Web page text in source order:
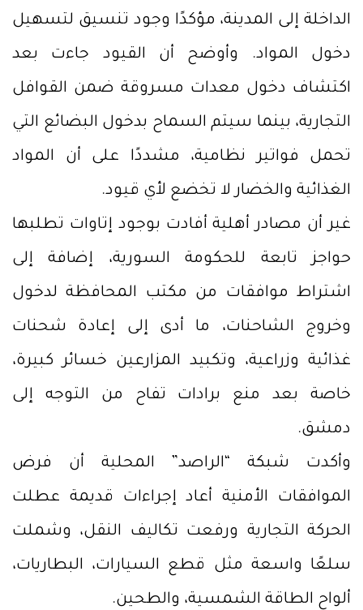
الداخلة إلى المدينة، مؤكدًا وجود تنسيق لتسهيل
دخول المواد. وأوضح أن القيود جاءت بعد
اكتشاف دخول معدات مسروقة ضمن القوافل
التجارية، بينما سيتم السماح بدخول البضائع التي
تحمل فواتير نظامية، مشددًا على أن المواد
الغذائية والخضار لا تخضع لأي قيود.
غير أن مصادر أهلية أفادت بوجود إتاوات تطلبها
حواجز تابعة للحكومة السورية، إضافة إلى
اشتراط موافقات من مكتب المحافظة لدخول
وخروج الشاحنات، ما أدى إلى إعادة شحنات
غذائية وزراعية، وتكبيد المزارعين خسائر كبيرة،
خاصة بعد منع برادات تفاح من التوجه إلى
دمشق.
وأكدت شبكة “الراصد” المحلية أن فرض
الموافقات الأمنية أعاد إجراءات قديمة عطلت
الحركة التجارية ورفعت تكاليف النقل، وشملت
سلعًا واسعة مثل قطع السيارات، البطاريات،
ألواح الطاقة الشمسية، والطحين.